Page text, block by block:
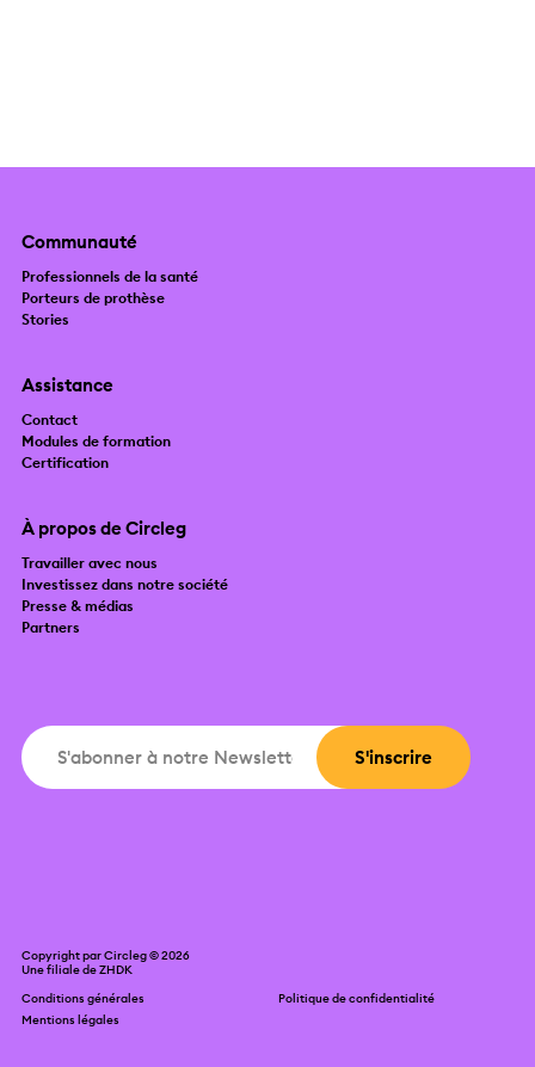
Communauté
Professionnels de la santé
Porteurs de prothèse
Stories
Assistance
Contact
Modules de formation
Certification
À propos de Circleg
Travailler avec nous
Investissez dans notre société
Presse & médias
Partners
Copyright par Circleg © 2026
Une filiale deZHDK
Conditions générales
Politique de confidentialité
Mentions légales